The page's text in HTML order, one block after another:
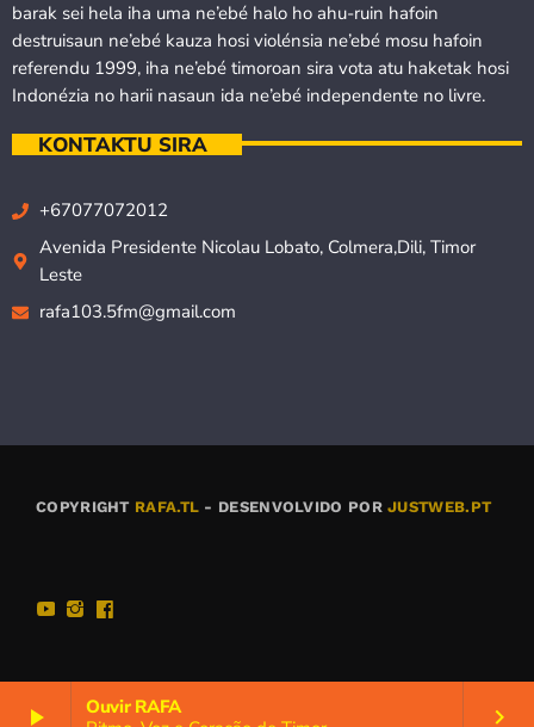
play_arrow
Ouvir RAFA
keyboard_arrow_right
barak sei hela iha uma ne’ebé halo ho ahu-ruin hafoin
destruisaun ne’ebé kauza hosi violénsia ne’ebé mosu hafoin
referendu 1999, iha ne’ebé timoroan sira vota atu haketak hosi
Indonézia no harii nasaun ida ne’ebé independente no livre.
KONTAKTU SIRA
+67077072012
Avenida Presidente Nicolau Lobato, Colmera,Dili, Timor
Leste
rafa103.5fm@gmail.com
COPYRIGHT RAFA.TL - DESENVOLVIDO PORJUSTWEB.PT